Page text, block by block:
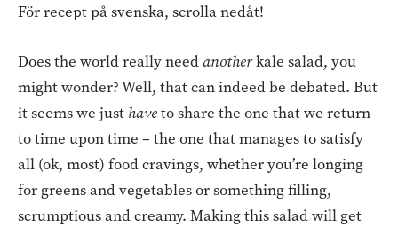
För recept på svenska, scrolla nedåt!
Does the world really needanotherkale salad, you
might wonder? Well, that can indeed be debated. But
it seems we just haveto share the one that we return
to time upon time – the one that manages to satisfy
all (ok, most) food cravings, whether you’re longing
for greens and vegetables or something filling,
scrumptious and creamy. Making this salad will get